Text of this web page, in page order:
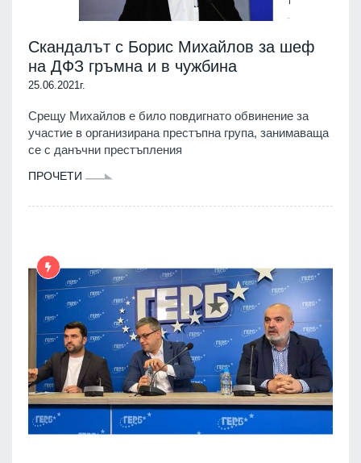
Скандалът с Борис Михайлов за шеф
на ДФЗ гръмна и в чужбина
25.06.2021г.
Срещу Михайлов е било повдигнато обвинение за
участие в организирана престъпна група, занимаваща
се с данъчни престъпления
ПРОЧЕТИ